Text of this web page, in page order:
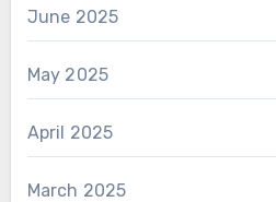
June 2025
May 2025
April 2025
March 2025